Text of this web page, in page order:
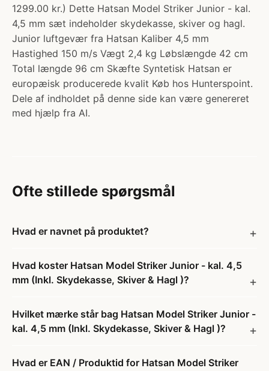
1299.00 kr.) Dette Hatsan Model Striker Junior - kal.
4,5 mm sæt indeholder skydekasse, skiver og hagl.
Junior luftgevær fra Hatsan Kaliber 4,5 mm
Hastighed 150 m/s Vægt 2,4 kg Løbslængde 42 cm
Total længde 96 cm Skæfte Syntetisk Hatsan er
europæisk producerede kvalit Køb hos Hunterspoint.
Dele af indholdet på denne side kan være genereret
med hjælp fra AI.
Ofte stillede spørgsmål
Hvad er navnet på produktet?
Hvad koster Hatsan Model Striker Junior - kal. 4,5
mm (Inkl. Skydekasse, Skiver & Hagl )?
Hvilket mærke står bag Hatsan Model Striker Junior -
kal. 4,5 mm (Inkl. Skydekasse, Skiver & Hagl )?
Hvad er EAN / Produktid for Hatsan Model Striker